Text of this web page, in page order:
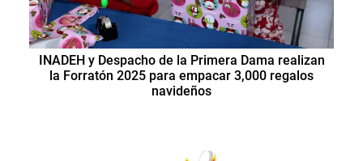
INADEH y Despacho de la Primera Dama realizan
la Forratón 2025 para empacar 3,000 regalos
navideños